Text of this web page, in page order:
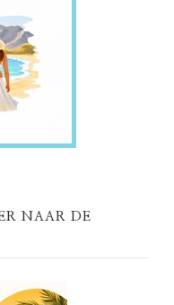
NAAR DE